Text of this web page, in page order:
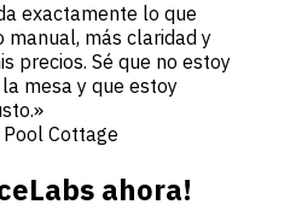
exactamente lo que
manual, más claridad y
precios. Sé que no estoy
mesa y que estoy
Cottage
ahora!